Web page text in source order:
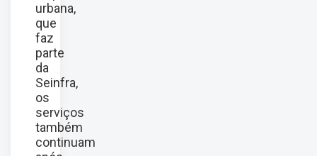
urbana,
que
faz
parte
da
Seinfra,
os
serviços
também
continuam